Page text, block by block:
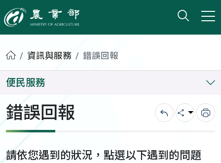
農業部
打開
小版
首頁資訊與服務 錯誤回報
便民服務
錯誤回報 回上一頁
分享 列
請依您遇到的狀況，點選以下遇到的問題